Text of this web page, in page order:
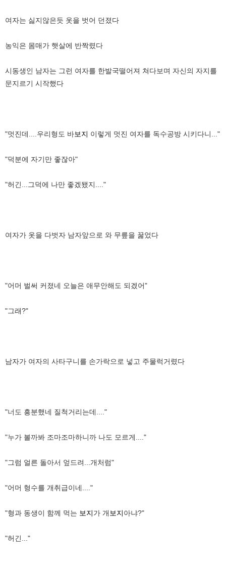
여자는 싫지않은듯 옷을 벗어 던졌다
농익은 몸매가 햇살에 반짝렸다
시동생인 남자는 그런 여자를 한발국떨어져 쳐다보며 자신의 자지를
문지르기 시작했다
"멋진데....우리형도 바보지 이렇게 멋진 여자를 독수공방 시키다니..."
"덕분에 자기만 좋잖아"
"허긴...그덕에 나만 좋겠됐지...."
여자가 옷을 다벗자 남자앞으로 와 무릎을 꿇었다
"어머 벌써 커졌네 오늘은 애무안해도 되겠어"
"그래?"
남자가 여자의 사타구니를 손가락으로 넣고 주물럭거렸다
"너도 흥분했네 질척거리는데...."
"누가 볼까봐 조마조마하니까 나도 모르게...."
"그럼 얼른 돌아서 엎드려...개처럼"
"어머 형수를 개취급이네...."
"형과 동생이 함께 먹는 보지가 개 보지아냐?"
"허긴..."